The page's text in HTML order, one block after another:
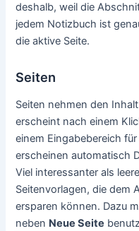
deshalb, weil die
jedem Notizbuch ist
die aktive Seite.
Seiten
Seiten nehmen den
erscheint nach einem
einem Eingabebereich
erscheinen automatisch
Viel interessanter als
Seitenvorlagen, die dem
ersparen können. Dazu
neben Neue Seite